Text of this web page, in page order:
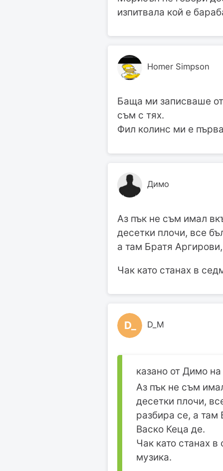
изпитвала кой е
Homer Simpson
Баща ми записваше
съм с тях.
Фил колинс ми е
Димо
Аз пък не съм имал
десетки плочи, все
а там Братя
Чак като станах в
D_ D_M
казано от Димо на
Аз пък не съм
десетки плочи,
разбира се, а
Васко Кеца де.
Чак като станах
музика.